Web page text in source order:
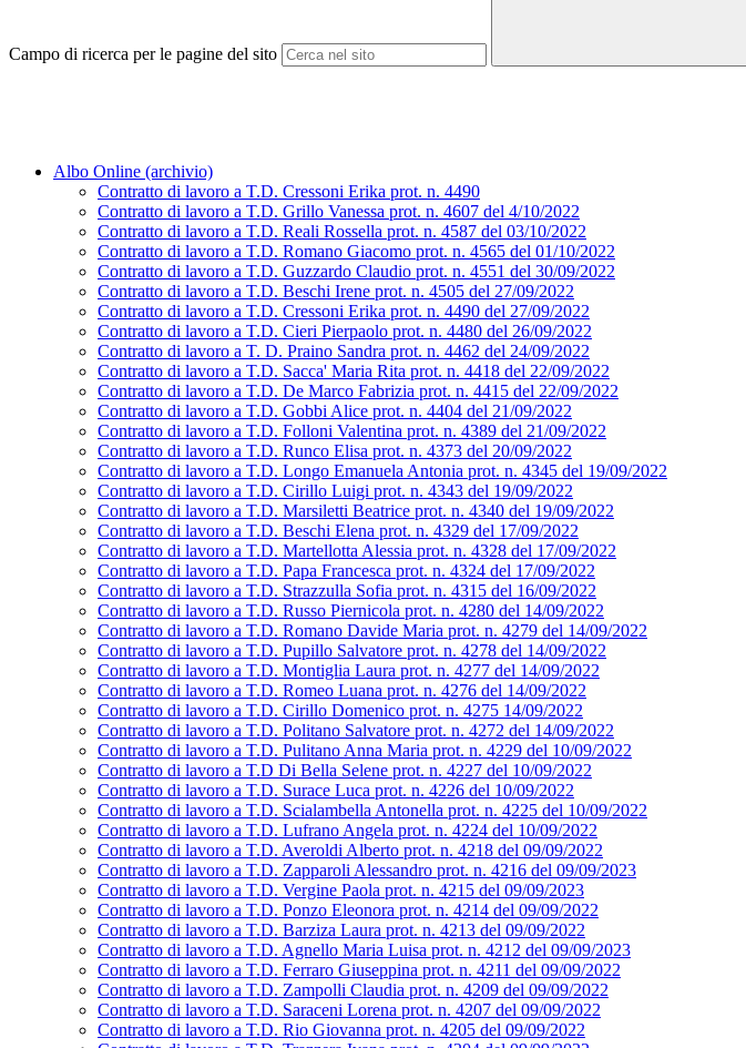
Campo di ricerca per le pagine del sito
Albo Online (archivio)
Contratto di lavoro a T.D. Cressoni Erika prot. n. 4490
Contratto di lavoro a T.D. Grillo Vanessa prot. n. 4607 del 4/10/2022
Contratto di lavoro a T.D. Reali Rossella prot. n. 4587 del 03/10/2022
Contratto di lavoro a T.D. Romano Giacomo prot. n. 4565 del 01/10/2022
Contratto di lavoro a T.D. Guzzardo Claudio prot. n. 4551 del 30/09/2022
Contratto di lavoro a T.D. Beschi Irene prot. n. 4505 del 27/09/2022
Contratto di lavoro a T.D. Cressoni Erika prot. n. 4490 del 27/09/2022
Contratto di lavoro a T.D. Cieri Pierpaolo prot. n. 4480 del 26/09/2022
Contratto di lavoro a T. D. Praino Sandra prot. n. 4462 del 24/09/2022
Contratto di lavoro a T.D. Sacca' Maria Rita prot. n. 4418 del 22/09/2022
Contratto di lavoro a T.D. De Marco Fabrizia prot. n. 4415 del 22/09/2022
Contratto di lavoro a T.D. Gobbi Alice prot. n. 4404 del 21/09/2022
Contratto di lavoro a T.D. Folloni Valentina prot. n. 4389 del 21/09/2022
Contratto di lavoro a T.D. Runco Elisa prot. n. 4373 del 20/09/2022
Contratto di lavoro a T.D. Longo Emanuela Antonia prot. n. 4345 del 19/09/2022
Contratto di lavoro a T.D. Cirillo Luigi prot. n. 4343 del 19/09/2022
Contratto di lavoro a T.D. Marsiletti Beatrice prot. n. 4340 del 19/09/2022
Contratto di lavoro a T.D. Beschi Elena prot. n. 4329 del 17/09/2022
Contratto di lavoro a T.D. Martellotta Alessia prot. n. 4328 del 17/09/2022
Contratto di lavoro a T.D. Papa Francesca prot. n. 4324 del 17/09/2022
Contratto di lavoro a T.D. Strazzulla Sofia prot. n. 4315 del 16/09/2022
Contratto di lavoro a T.D. Russo Piernicola prot. n. 4280 del 14/09/2022
Contratto di lavoro a T.D. Romano Davide Maria prot. n. 4279 del 14/09/2022
Contratto di lavoro a T.D. Pupillo Salvatore prot. n. 4278 del 14/09/2022
Contratto di lavoro a T.D. Montiglia Laura prot. n. 4277 del 14/09/2022
Contratto di lavoro a T.D. Romeo Luana prot. n. 4276 del 14/09/2022
Contratto di lavoro a T.D. Cirillo Domenico prot. n. 4275 14/09/2022
Contratto di lavoro a T.D. Politano Salvatore prot. n. 4272 del 14/09/2022
Contratto di lavoro a T.D. Pulitano Anna Maria prot. n. 4229 del 10/09/2022
Contratto di lavoro a T.D Di Bella Selene prot. n. 4227 del 10/09/2022
Contratto di lavoro a T.D. Surace Luca prot. n. 4226 del 10/09/2022
Contratto di lavoro a T.D. Scialambella Antonella prot. n. 4225 del 10/09/2022
Contratto di lavoro a T.D. Lufrano Angela prot. n. 4224 del 10/09/2022
Contratto di lavoro a T.D. Averoldi Alberto prot. n. 4218 del 09/09/2022
Contratto di lavoro a T.D. Zapparoli Alessandro prot. n. 4216 del 09/09/2023
Contratto di lavoro a T.D. Vergine Paola prot. n. 4215 del 09/09/2023
Contratto di lavoro a T.D. Ponzo Eleonora prot. n. 4214 del 09/09/2022
Contratto di lavoro a T.D. Barziza Laura prot. n. 4213 del 09/09/2022
Contratto di lavoro a T.D. Agnello Maria Luisa prot. n. 4212 del 09/09/2023
Contratto di lavoro a T.D. Ferraro Giuseppina prot. n. 4211 del 09/09/2022
Contratto di lavoro a T.D. Zampolli Claudia prot. n. 4209 del 09/09/2022
Contratto di lavoro a T.D. Saraceni Lorena prot. n. 4207 del 09/09/2022
Contratto di lavoro a T.D. Rio Giovanna prot. n. 4205 del 09/09/2022